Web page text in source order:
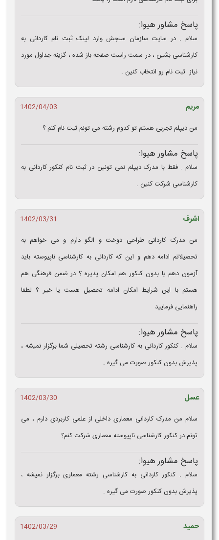
پاسخ مشاور هیوا:
سلام . در سایت سازمان سنجش وارد لینک ثبت نام کاردانی به
کارشناسی بشین ، در سمت راست صفحه باز شده ، گزینه جداول مورد
نیاز ثبت نام رو انتخاب کنین .
مریم
1402/04/03
من دیپلم تجربی هستم تو کدوم رشته می تونم ثبت نام کنم ؟
پاسخ مشاور هیوا:
سلام . فقط با مدرک دیپلم نمی تونین در ثبت نام کنکور کاردانی به
کارشناسی شرکت کنین .
اشرف
1402/03/31
من مدرک کاردانی طراحی دوخت و الگو دارم و می خواهم به
تحصیلاتم ادامه دهم و این که کاردانی به کارشناسی ناپیوسته باید
آزمون دهم یا بدون کنکور هم امکان پذیره ؟ در ضمن فرهنگی هم
هستم با این شرایط امکان ادامه تحصیل هست یا خیر ؟ لطفا
راهنمایی فرمایید
پاسخ مشاور هیوا:
سلام . کنکور کاردانی به کارشناسی رشته تحصیلی شما برگزار نمیشه ،
پذیرش بدون کنکور صورت می گیره .
عسل
1402/03/30
سلام من مدرک کاردانی معماری داخلی از علمی کاربردی دارم ، می‌
تونم در کنکور کارشناسی ناپیوسته معماری شرکت کنم؟
پاسخ مشاور هیوا:
سلام . کنکور کاردانی به کارشناسی رشته معماری برگزار نمیشه ،
پذیرش بدون کنکور صورت می گیره .
حمید
1402/03/29